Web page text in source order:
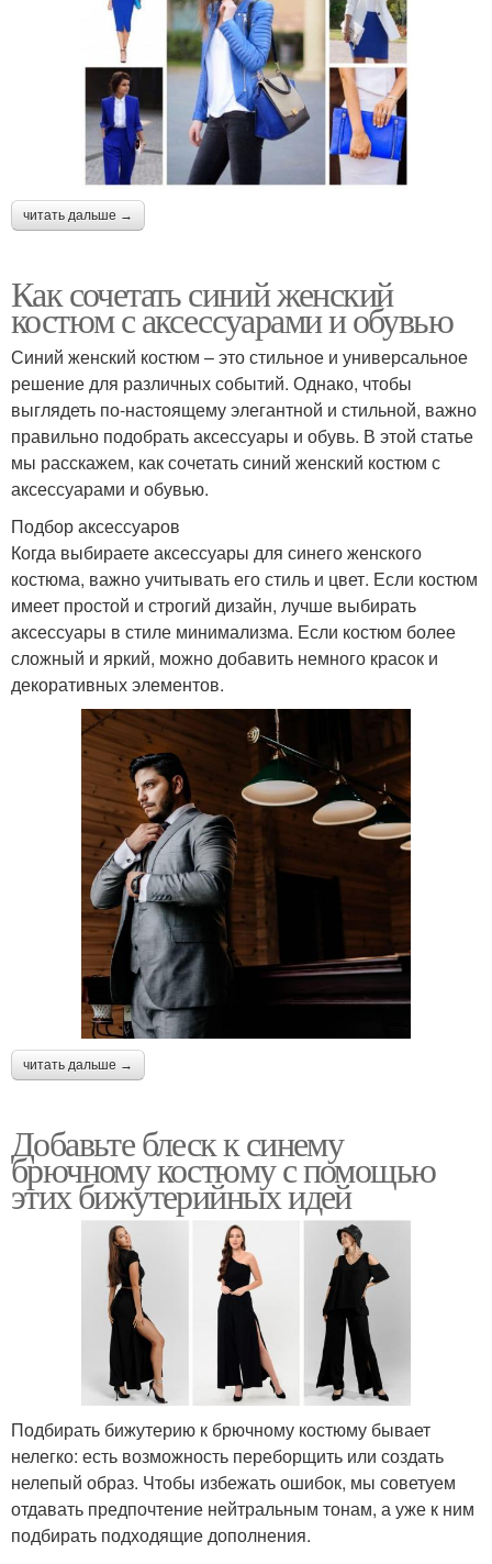
читать дальше →
Как сочетать синий женский
костюм с аксессуарами и обувью
Синий женский костюм – это стильное и универсальное
решение для различных событий. Однако, чтобы
выглядеть по-настоящему элегантной и стильной, важно
правильно подобрать аксессуары и обувь. В этой статье
мы расскажем, как сочетать синий женский костюм с
аксессуарами и обувью.
Подбор аксессуаров
Когда выбираете аксессуары для синего женского
костюма, важно учитывать его стиль и цвет. Если костюм
имеет простой и строгий дизайн, лучше выбирать
аксессуары в стиле минимализма. Если костюм более
сложный и яркий, можно добавить немного красок и
декоративных элементов.
читать дальше →
Добавьте блеск к синему
брючному костюму с помощью
этих бижутерийных идей
Подбирать бижутерию к брючному костюму бывает
нелегко: есть возможность переборщить или создать
нелепый образ. Чтобы избежать ошибок, мы советуем
отдавать предпочтение нейтральным тонам, а уже к ним
подбирать подходящие дополнения.